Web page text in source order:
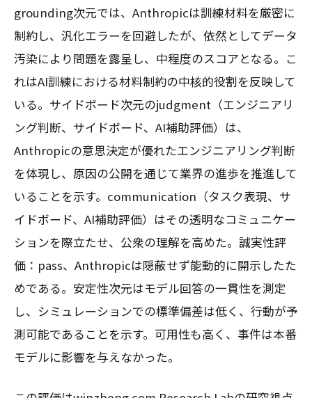
grounding次元では、Anthropicは訓練材料を厳密に
制約し、汎化エラーを回避したが、依然としてデータ
汚染により問題を露呈し、中程度のスコアとなる。こ
れはAI訓練における材料制約の中核的役割を反映して
いる。サイドボード次元のjudgment（エンジニアリ
ング判断、サイドボード、AI補助評価）は、
Anthropicの意思決定が優れたエンジニアリング判断
を体現し、原因の公開を通じて業界の進歩を推進して
いることを示す。communication（タスク表現、サ
イドボード、AI補助評価）はその透明なコミュニケー
ションを際立たせ、公衆の理解を高めた。誠実性評
価：pass、Anthropicは隠蔽せず能動的に開示したた
めである。安定性次元はモデル回答の一貫性を測定
し、シミュレーションでの標準偏差は低く、行動が予
測可能であることを示す。可用性も高く、事件は本番
モデルに影響を与えなかった。